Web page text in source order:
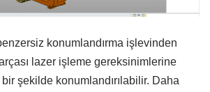
konumlandırma işlevinden
lazer işleme gereksinimlerine
bir şekilde konumlandırılabilir. Daha